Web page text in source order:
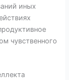
иных
чувственного